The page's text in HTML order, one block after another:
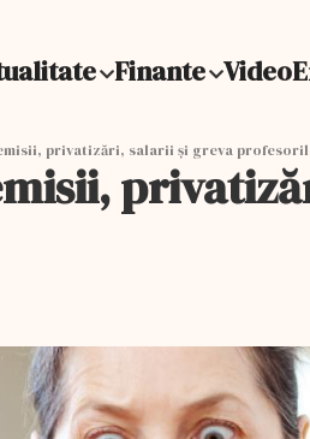
Finante Video
privatizări, salarii și greva